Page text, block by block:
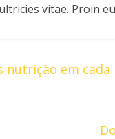
vitae. Proin
nutrição em cada